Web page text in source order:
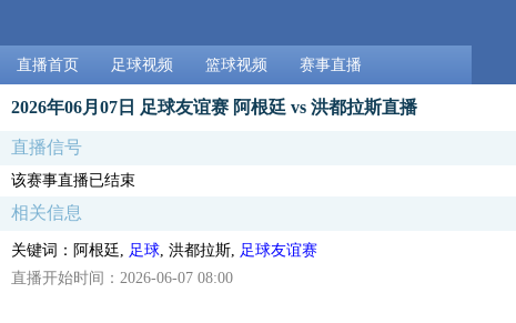
直播首页 足球视频 篮球视频 赛事直播
2026年06月07日 足球友谊赛 阿根廷 vs 洪都拉斯直播
直播信号
该赛事直播已结束
相关信息
关键词：阿根廷, 足球 , 洪都拉斯,
足球友谊赛
直播开始时间：2026-06-07 08:00